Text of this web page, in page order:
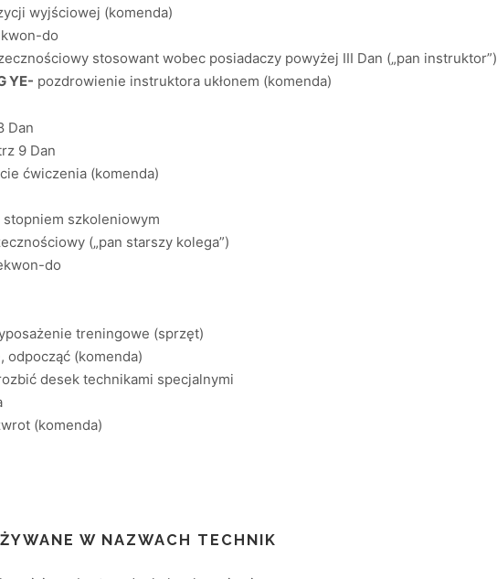
wyjściowej (komenda)
do
stosowant wobec posiadaczy powyżej III Dan („pan instruktor”)
YE- pozdrowienie instruktora ukłonem (komenda)
Dan
9 Dan
ćwiczenia (komenda)
stopniem szkoleniowym
(„pan starszy kolega”)
do
treningowe (sprzęt)
odpocząć (komenda)
desek technikami specjalnymi
(komenda)
W NAZWACH TECHNIK